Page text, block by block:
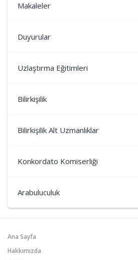
Makaleler
Duyurular
Uzlaştırma Eğitimleri
Bilirkişilik
Bilirkişilik Alt Uzmanlıklar
Konkordato Komiserliği
Arabuluculuk
Ana Sayfa
Hakkımızda